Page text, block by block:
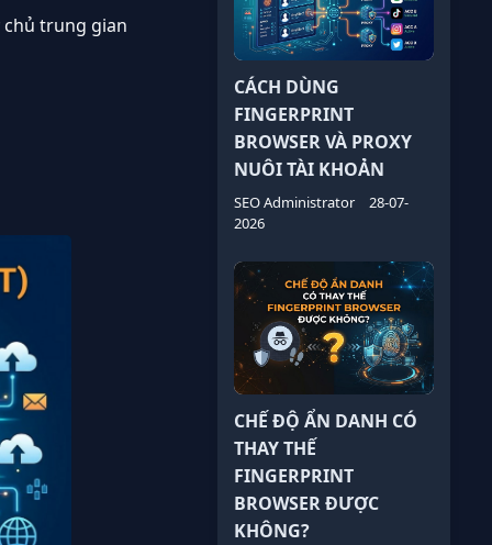
trung gian
CÁCH DÙNG
FINGERPRINT
BROWSER VÀ PROXY
NUÔI TÀI KHOẢN
SEO Administrator
28-07-
2026
CHẾ ĐỘ ẨN DANH CÓ
THAY THẾ
FINGERPRINT
BROWSER ĐƯỢC
KHÔNG?